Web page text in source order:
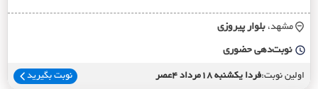
مشهد، بلوار پيروزي
نوبت‌دهی حضوری
اولین نوبت:فردا یکشنبه 18مرداد 4عصر نوبت بگیرید